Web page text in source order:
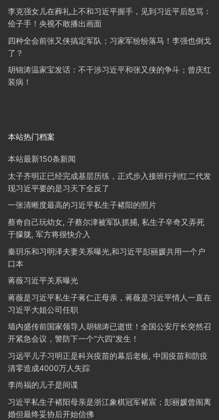
李克强女儿在葬礼上不和习近平握手，见到习近平后怒骂：
侩子手！央视不敢播出画面
四种全会前张又侠搞定军队；习家军纷纷落马！李强也倒戈
了？
胡锦涛温家宝发话：不干涉习近平和张又侠的争斗；曾庆红
装病！
本站热门档案
本站最新150条新闻
太子齐明正已经完成基层历练，正式步入接班行列红二代发
现习近平要的是习天下全反了
一张清晰度最高的习近平私生子褚阳的照片
蔡奇自己玩幼女, 子蔡尔津被军队抓捕, 私生子辛奇又弄死
于朦胧, 军方将很快介入
秦玥乐和习明泽夫妻关系曝光,和习近平彭丽媛共用一个户
口本
蒋薇习近平关系曝光
蒋薇是习近平私生子蒋仁正母亲，蒋薇是习近平情人一直在
习近平大姐公司任职
墙内盛传前国家领导人胡锦涛已逝世！全国公安厅长突然召
开紧急会议，警防下一个“六四”发生！
习远平儿子习明正是科兴疫苗的幕后老板, 中国疫苗和防疫
清零造成4000万人失踪
李尚福的儿子是间谍
习近平私生子褚阳母亲是浙江象棋冠军褚宸；彭丽媛曾闹离
婚但最终妥协后开始信佛